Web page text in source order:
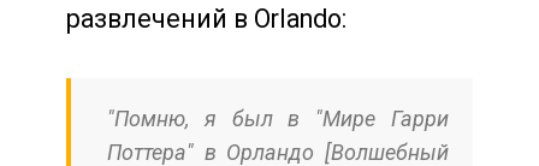
развлечений в Orlando:
"Помню, я был в "Мире Гарри
Поттера" в Орландо [Волшебный